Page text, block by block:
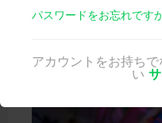
今年は、エキサイティン
レンドを紹介します。
パスワードをお忘れです
アカウントをお持ち
い